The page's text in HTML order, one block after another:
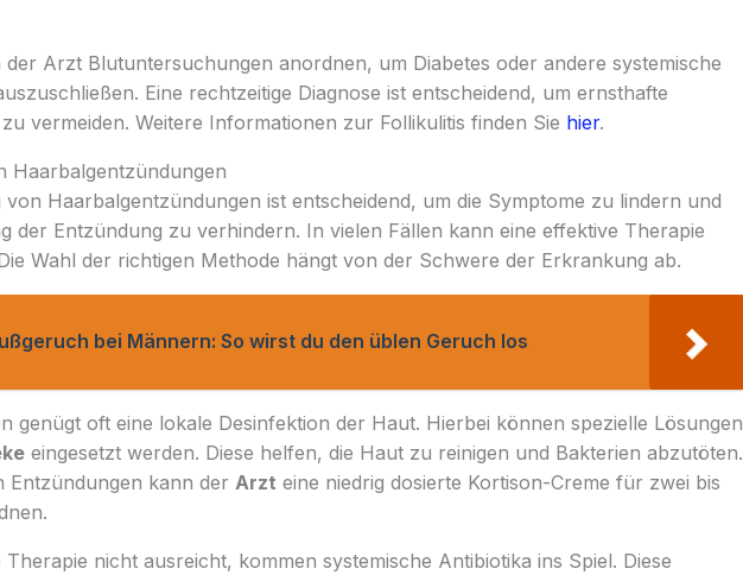
der Arzt Blutuntersuchungen anordnen, um Diabetes oder andere systemische
Eine rechtzeitige Diagnose ist entscheidend, um ernsthafte
vermeiden. Weitere Informationen zur Follikulitis finden Sie hier.
Haarbalgentzündungen
von Haarbalgentzündungen ist entscheidend, um die Symptome zu lindern und
der Entzündung zu verhindern. In vielen Fällen kann eine effektive Therapie
Wahl der richtigen Methode hängt von der Schwere der Erkrankung ab.
bei Männern: So wirst du den üblen Geruch los
genügt oft eine lokale Desinfektion der Haut. Hierbei können spezielle Lösungen
eingesetzt werden. Diese helfen, die Haut zu reinigen und Bakterien abzutöten.
Entzündungen kann der Arzt eine niedrig dosierte Kortison-Creme für zwei bis
Therapie nicht ausreicht, kommen systemische Antibiotika ins Spiel. Diese